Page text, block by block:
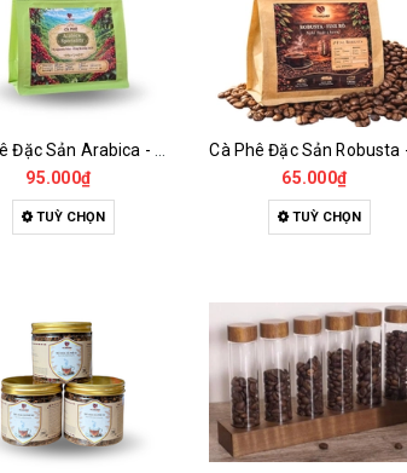
95.000₫
TUỲ CHỌN
65.000₫
TUỲ CHỌN